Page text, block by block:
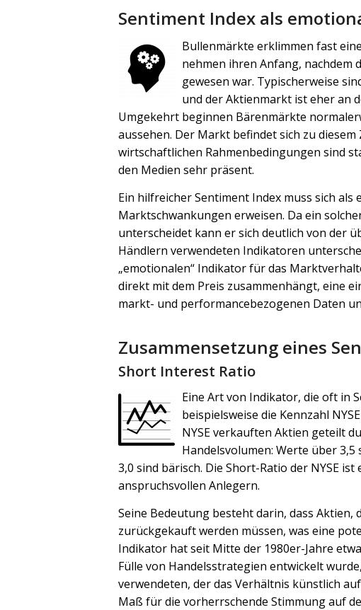
Sentiment Index als
Bullenmärkte erklimmen fast
nehmen ihren Anfang,
gewesen war. Typischerweise
und der Aktienmarkt ist eher an
Umgekehrt beginnen Bärenmärkte
aussehen. Der Markt befindet sich zu
wirtschaftlichen Rahmenbedingungen sind
den Medien sehr präsent.
Ein hilfreicher Sentiment Index muss sich
Marktschwankungen erweisen. Da ein
unterscheidet kann er sich deutlich von der
Händlern verwendeten Indikatoren
„emotionalen“ Indikator für das
direkt mit dem Preis zusammenhängt, eine
markt- und performancebezogenen Daten
Zusammensetzung eines
Short Interest Ratio
Eine Art von Indikator, die oft in
beispielsweise die Kennzahl
NYSE verkauften Aktien geteilt
Handelsvolumen: Werte über
3,0 sind bärisch. Die Short-Ratio der NYSE
anspruchsvollen Anlegern.
Seine Bedeutung besteht darin, dass Aktien,
zurückgekauft werden müssen, was eine
Indikator hat seit Mitte der 1980er-Jahre
Fülle von Handelsstrategien entwickelt
verwendeten, der das Verhältnis künstlich
Maß für die vorherrschende Stimmung auf